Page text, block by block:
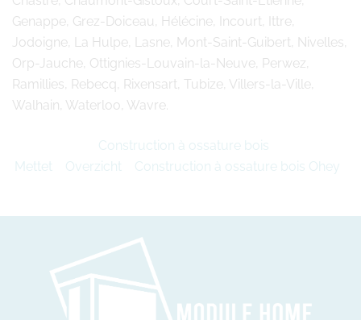
Genappe, Grez-Doiceau, Hélécine, Incourt, Ittre,
Jodoigne, La Hulpe, Lasne, Mont-Saint-Guibert, Nivelles,
Orp-Jauche, Ottignies-Louvain-la-Neuve, Perwez,
Ramillies, Rebecq, Rixensart, Tubize, Villers-la-Ville,
Walhain, Waterloo, Wavre.
Construction à ossature bois
Mettet
Overzicht Construction à ossature bois Ohey